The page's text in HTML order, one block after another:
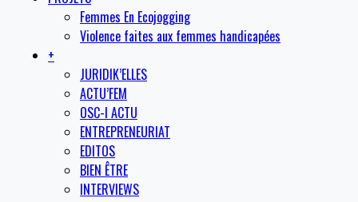
Femmes En Ecojogging
Violence faites aux femmes handicapées
+
JURIDIK’ELLES
ACTU’FEM
OSC-I ACTU
ENTREPRENEURIAT
EDITOS
BIEN ÊTRE
INTERVIEWS